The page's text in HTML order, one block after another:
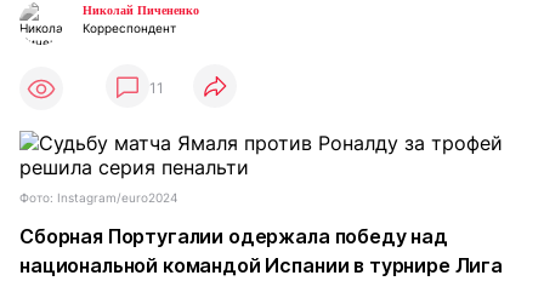
Николай Пичененко
Корреспондент
11
Фото: Instagram/euro2024
Сборная Португалии одержала победу над
национальной командой Испании в турнире Лига